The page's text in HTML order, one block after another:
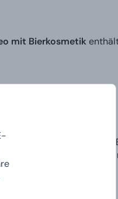
mit Bierkosmetikenthält
die auf den ersten
Inneren der Box